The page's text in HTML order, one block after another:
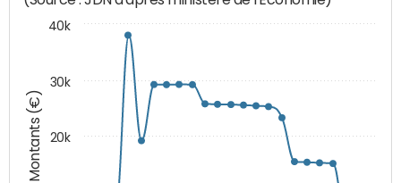
Montants (€) 20k
30k
40k